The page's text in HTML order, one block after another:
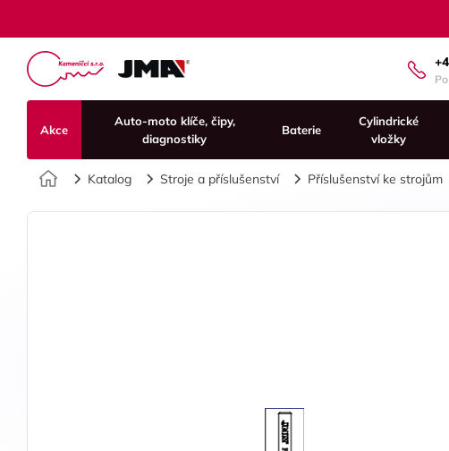
Akce
Auto-moto klíče, čipy,
diagnostiky
Baterie
Cylindrické
vložky
Úvod
Katalog Stroje a příslušenství Příslušenství ke strojům